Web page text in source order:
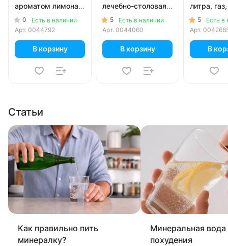
ароматом лимона и
лайма 0.5 литра,
газ, пэт, 12 шт. в уп.
0
Есть в наличии
Арт. 0044792
В корзину
лечебно-столовая 1
литр, газ, пэт, 12
шт. в уп.
5
Есть в наличии
Арт. 0044060
В корзину
литра,
шт. в уп.
5
Есть в
Арт.
В
Статьи
Как правильно пить
минералку?
Минеральная вода
похудения